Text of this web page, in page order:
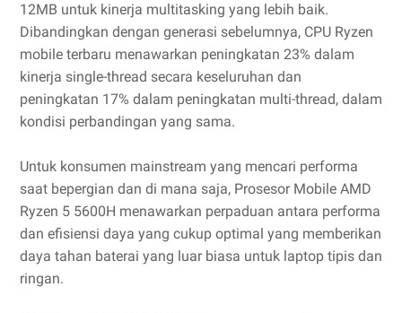
12MB untuk kinerja multitasking yang lebih baik.
Dibandingkan dengan generasi sebelumnya, CPU Ryzen
mobile terbaru menawarkan peningkatan 23% dalam
kinerja single-thread secara keseluruhan dan
peningkatan 17% dalam peningkatan multi-thread, dalam
kondisi perbandingan yang sama.
Untuk konsumen mainstream yang mencari performa
saat bepergian dan di mana saja, Prosesor Mobile AMD
Ryzen 5 5600H menawarkan perpaduan antara performa
dan efisiensi daya yang cukup optimal yang memberikan
daya tahan baterai yang luar biasa untuk laptop tipis dan
ringan.